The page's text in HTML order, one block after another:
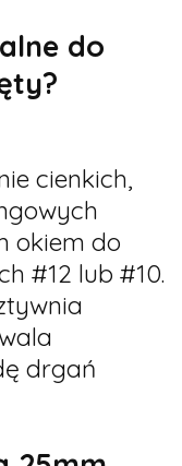
do
cienkich,
okiem do
#12 lub #10.
drgań
koszyku: 0.